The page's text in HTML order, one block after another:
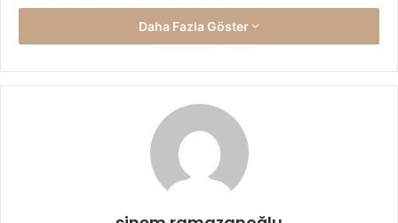
Reef Coin hakkında merak edilen detaylar..
platformu olmaktadır. İlk olarak 2020 yılında proje
çalışmaları başladı. Reef coin’in amacı likiditeyi toplayıp
otomasyon sağlamaktır. Merkezi bulunan borsalarda
güvenlik sorunlarına maruz kalma potansiyeli göstermekte
Daha Fazla Göster